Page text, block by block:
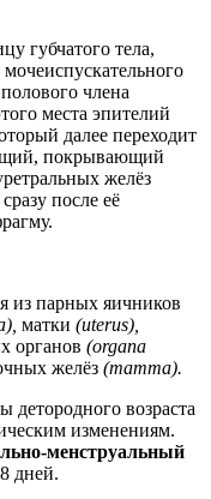
губчатого тела,
члена
места эпителий
далее переходит
покрывающий
желёз
после её
из парных яичников
матки (uterus),
органов (organa
желёз (mamma).
возраста
изменениям.
менструальный
дней.